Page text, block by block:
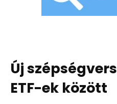
Új
ETF-ek között